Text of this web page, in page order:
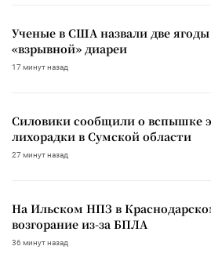
Ученые в США назвали две
«взрывной» диареи
17 минут назад
Силовики сообщили о вспышке
лихорадки в Сумской области
27 минут назад
На Ильском НПЗ в
возгорание из-за БПЛА
36 минут назад